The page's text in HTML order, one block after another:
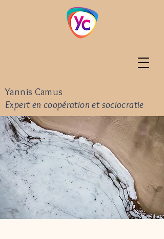
Yannis Camus
Expert en coopération et sociocratie